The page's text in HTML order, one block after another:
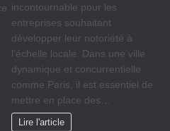
incontournable pour les
entreprises souhaitant
développer leur notoriété à
l’échelle locale. Dans une ville
dynamique et concurrentielle
comme Paris, il est essentiel de
mettre en place des…
Lire l'article